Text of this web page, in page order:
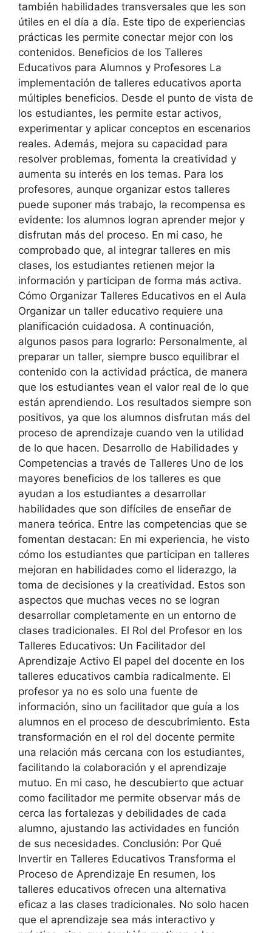
también habilidades transversales que les son
útiles en el día a día. Este tipo de experiencias
prácticas les permite conectar mejor con los
contenidos. Beneficios de los Talleres
Educativos para Alumnos y Profesores La
implementación de talleres educativos aporta
múltiples beneficios. Desde el punto de vista de
los estudiantes, les permite estar activos,
experimentar y aplicar conceptos en escenarios
reales. Además, mejora su capacidad para
resolver problemas, fomenta la creatividad y
aumenta su interés en los temas. Para los
profesores, aunque organizar estos talleres
puede suponer más trabajo, la recompensa es
evidente: los alumnos logran aprender mejor y
disfrutan más del proceso. En mi caso, he
comprobado que, al integrar talleres en mis
clases, los estudiantes retienen mejor la
información y participan de forma más activa.
Cómo Organizar Talleres Educativos en el Aula
Organizar un taller educativo requiere una
planificación cuidadosa. A continuación,
algunos pasos para lograrlo: Personalmente, al
preparar un taller, siempre busco equilibrar el
contenido con la actividad práctica, de manera
que los estudiantes vean el valor real de lo que
están aprendiendo. Los resultados siempre son
positivos, ya que los alumnos disfrutan más del
proceso de aprendizaje cuando ven la utilidad
de lo que hacen. Desarrollo de Habilidades y
Competencias a través de Talleres Uno de los
mayores beneficios de los talleres es que
ayudan a los estudiantes a desarrollar
habilidades que son difíciles de enseñar de
manera teórica. Entre las competencias que se
fomentan destacan: En mi experiencia, he visto
cómo los estudiantes que participan en talleres
mejoran en habilidades como el liderazgo, la
toma de decisiones y la creatividad. Estos son
aspectos que muchas veces no se logran
desarrollar completamente en un entorno de
clases tradicionales. El Rol del Profesor en los
Talleres Educativos: Un Facilitador del
Aprendizaje Activo El papel del docente en los
talleres educativos cambia radicalmente. El
profesor ya no es solo una fuente de
información, sino un facilitador que guía a los
alumnos en el proceso de descubrimiento. Esta
transformación en el rol del docente permite
una relación más cercana con los estudiantes,
facilitando la colaboración y el aprendizaje
mutuo. En mi caso, he descubierto que actuar
como facilitador me permite observar más de
cerca las fortalezas y debilidades de cada
alumno, ajustando las actividades en función
de sus necesidades. Conclusión: Por Qué
Invertir en Talleres Educativos Transforma el
Proceso de Aprendizaje En resumen, los
talleres educativos ofrecen una alternativa
eficaz a las clases tradicionales. No solo hacen
que el aprendizaje sea más interactivo y